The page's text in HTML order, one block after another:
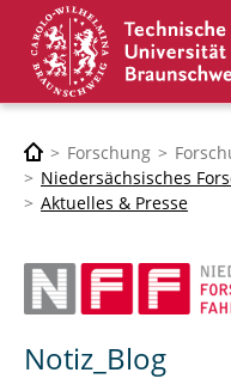
Forschung
Niedersächsisches
Aktuelles & Presse
Notiz_Blog